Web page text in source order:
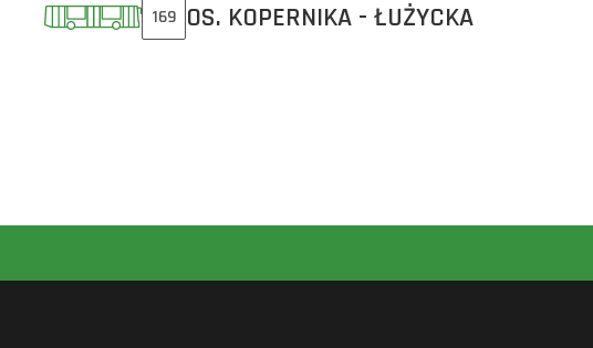
169 OS. KOPERNIKA - ŁUŻYCKA